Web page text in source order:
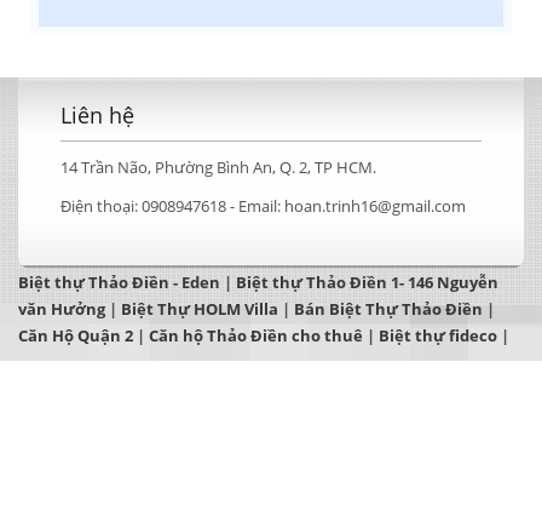
Liên hệ
14 Trần Não, Phường Bình An, Q. 2, TP HCM.
Điện thoại:0908947618 - Email: hoan.trinh16@gmail.com
Biệt thự Thảo Điền - Eden | Biệt thự Thảo Điền 1- 146 Nguyễn
văn Hưởng| Biệt Thự HOLM Villa | Bán Biệt Thự Thảo Điền |
Căn Hộ Quận 2 | Căn hộ Thảo Điền cho thuê | Biệt thự fideco |